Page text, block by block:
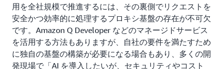
用を全社規模で推進するには、その裏側でリクエストを
安全かつ効率的に処理するプロキシ基盤の存在が不可欠
です。Amazon Q Developer などのマネージドサービス
を活用する方法もありますが、自社の要件を満たすため
に独自の基盤の構築が必要になる場合もあり、多くの開
発現場で「AI を導入したいが、セキュリティやコスト